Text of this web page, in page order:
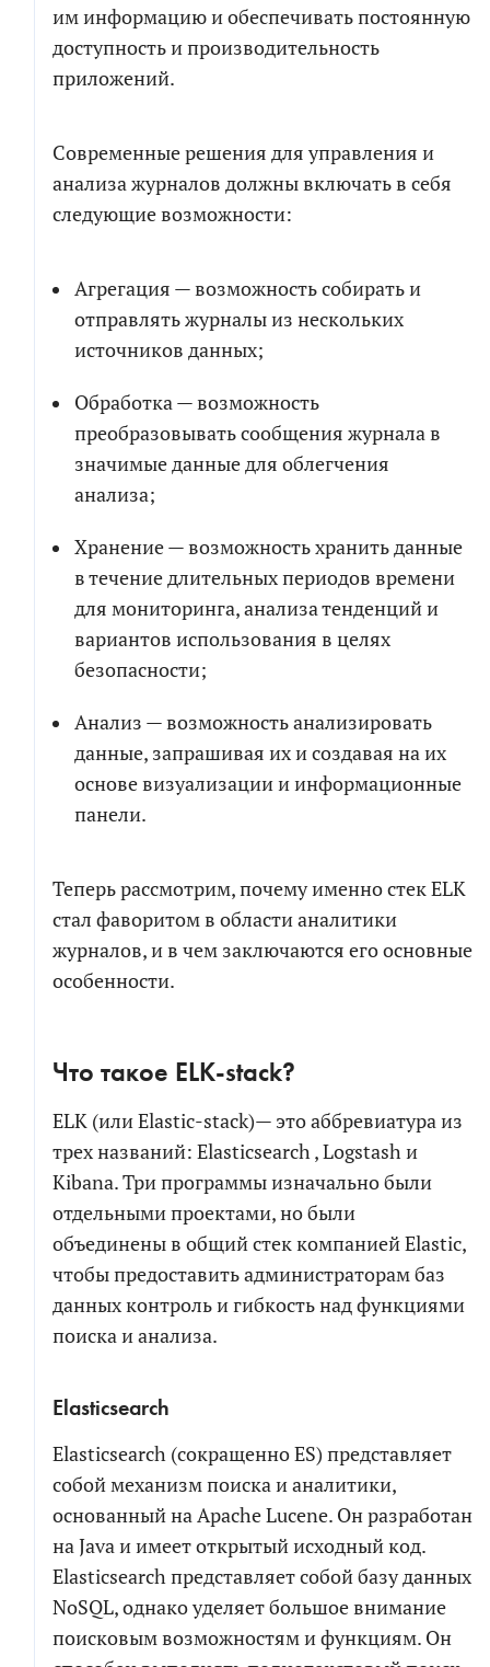
им информацию и обеспечивать постоянную
доступность и производительность
приложений.
Современные решения для управления и
анализа журналов должны включать в себя
следующие возможности:
Агрегация — возможность собирать и
отправлять журналы из нескольких
источников данных;
Обработка — возможность
преобразовывать сообщения журнала в
значимые данные для облегчения
анализа;
Хранение — возможность хранить данные
в течение длительных периодов времени
для мониторинга, анализа тенденций и
вариантов использования в целях
безопасности;
Анализ — возможность анализировать
данные, запрашивая их и создавая на их
основе визуализации и информационные
панели.
Теперь рассмотрим, почему именно стек ELK
стал фаворитом в области аналитики
журналов, и в чем заключаются его основные
особенности.
Что такое ELK-stack?
ELK (или Elastic-stack)— это аббревиатура из
трех названий: Elasticsearch , Logstash и
Kibana. Три программы изначально были
отдельными проектами, но были
объединены в общий стек компанией Elastic,
чтобы предоставить администраторам баз
данных контроль и гибкость над функциями
поиска и анализа.
Elasticsearch
Elasticsearch (сокращенно ES) представляет
собой механизм поиска и аналитики,
основанный на Apache Lucene. Он разработан
на Java и имеет открытый исходный код.
Elasticsearch представляет собой базу данных
NoSQL, однако уделяет большое внимание
поисковым возможностям и функциям. Он
РАСЧЕТ СМЕТЫ
Рассчитаем детальную смету и расскажем о
возможных рисках проекта
Как
обращаться
Телефон
Чтобы не беспокоить вас звонками, мы
напишем в мессенджер для выбора
удобного канала связи
Электронная
почта
Новый проект
про
свою
задачу
ПОЛУЧИТЬ РАСЧЕТ
Я соглашаюсь на обработку персональных
данных в соответствии сполитикой обработки
персональных данных
Я согласен на получение информационных и
ПОЧТИ ГОТОВО!
Мы собрали сводный документ, который поможет
сориентироваться в долгой переписке, с
возможностью посмотреть диалоги и результаты
генерации кода по отдельным компонентам.
Как
вам
Телефон
СКАЧАТЬ
политикой обработки
персональных данных
Я согласен на получение информационных и
рекламных сообщений